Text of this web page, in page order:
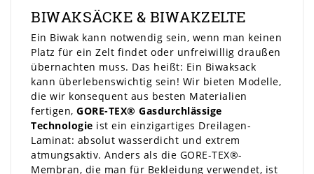
BIWAKSÄCKE & BIWAKZELTE
Ein Biwak kann notwendig sein, wenn man keinen
Platz für ein Zelt findet oder unfreiwillig draußen
übernachten muss. Das heißt: Ein Biwaksack
kann überlebenswichtig sein! Wir bieten Modelle,
die wir konsequent aus besten Materialien
fertigen, GORE-TEX® Gasdurchlässige
Technologie ist ein einzigartiges Dreilagen-
Laminat: absolut wasserdicht und extrem
atmungsaktiv. Anders als die GORE-TEX®-
Membran, die man für Bekleidung verwendet, ist